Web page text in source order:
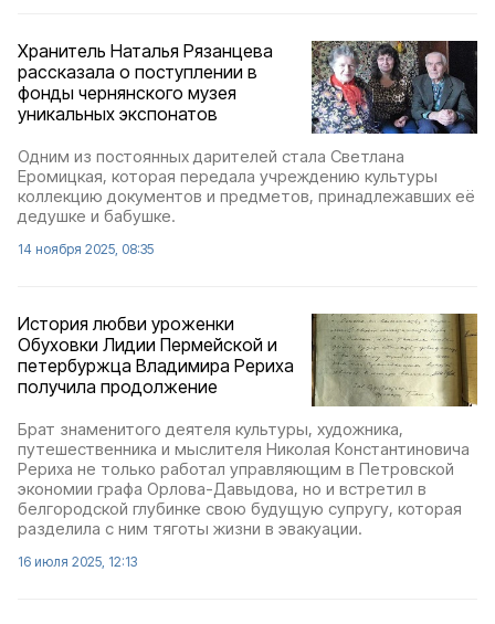
Хранитель Наталья Рязанцева
рассказала о поступлении в
фонды чернянского музея
уникальных экспонатов
Одним из постоянных дарителей стала Светлана
Еромицкая, которая передала учреждению культуры
коллекцию документов и предметов, принадлежавших её
дедушке и бабушке.
14 ноября 2025, 08:35
История любви уроженки
Обуховки Лидии Пермейской и
петербуржца Владимира Рериха
получила продолжение
Брат знаменитого деятеля культуры, художника,
путешественника и мыслителя Николая Константиновича
Рериха не только работал управляющим в Петровской
экономии графа Орлова-Давыдова, но и встретил в
белгородской глубинке свою будущую супругу, которая
разделила с ним тяготы жизни в эвакуации.
16 июля 2025, 12:13